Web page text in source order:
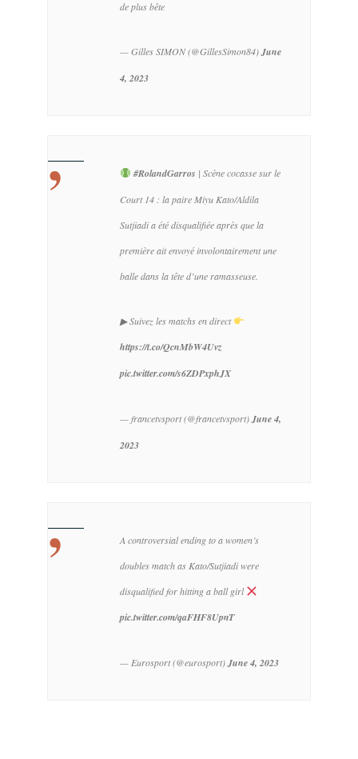
de plus bête
— Gilles SIMON (@GillesSimon84)June
4, 2023
#RolandGarros | Scène cocasse sur le
Court 14 : la paire Miyu Kato/Aldila
Sutjiadi a été disqualifiée après que la
première ait envoyé involontairement une
balle dans la tête d’une ramasseuse.
▶ Suivez les matchs en direct
https://t.co/QcnMbW4Uvz
pic.twitter.com/s6ZDPxphJX
— francetvsport (@francetvsport)June 4,
2023
A controversial ending to a women’s
doubles match as Kato/Sutjiadi were
disqualified for hitting a ball girl
pic.twitter.com/qaFHF8UpnT
— Eurosport (@eurosport)June 4, 2023